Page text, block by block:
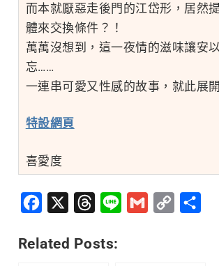
而本就厭惡走後門的江岱形，居然
體來交換條件？！
萬萬沒想到，這一夜情的滋味讓安
忘……
一連串可愛又性感的故事，就此展開
特設網頁
喜愛度
Facebook Threads
Line Gmail
Copy
Related Posts: